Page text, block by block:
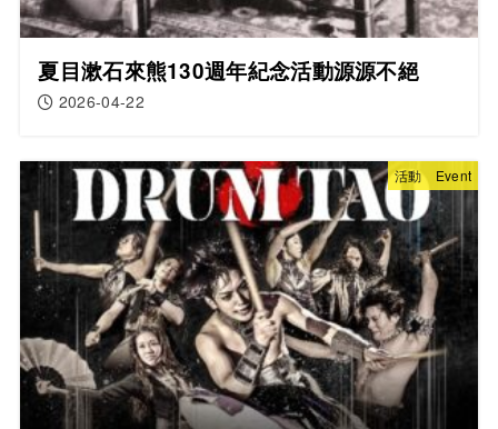
夏目漱石來熊130週年紀念活動源源不絕
2026-04-22
活動 Event